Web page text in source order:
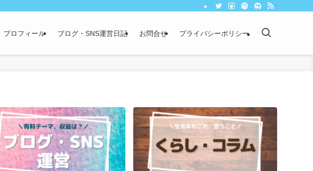
プロフィール ブログ・SNS運営日記 お問合せ プライバシーポリシー